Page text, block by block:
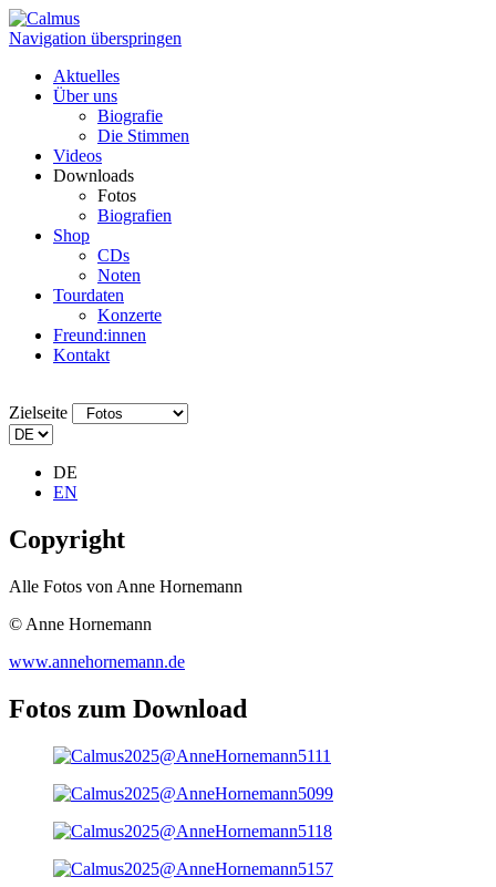
Navigation überspringen
Aktuelles
Über uns
Biografie
Die Stimmen
Videos
Downloads
Fotos
Biografien
Shop
CDs
Noten
Tourdaten
Konzerte
Freund:innen
Kontakt
Zielseite
DE
EN
Copyright
Alle Fotos von Anne Hornemann
© Anne Hornemann
www.annehornemann.de
Fotos zum Download